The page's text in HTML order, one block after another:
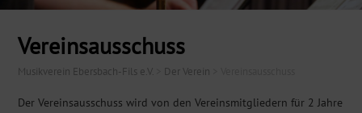
Vereinsausschuss
Musikverein Ebersbach-Fils e.V. Der Verein
Der Vereinsausschuss wird von den Vereinsmitgliedern für 2 Jahre